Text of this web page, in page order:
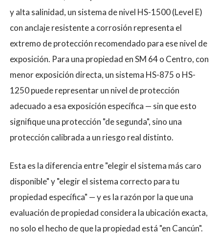
y alta salinidad, un sistema de nivel HS-1500 (Level E)
con anclaje resistente a corrosión representa el
extremo de protección recomendado para ese nivel de
exposición. Para una propiedad en SM 64 o Centro, con
menor exposición directa, un sistema HS-875 o HS-
1250 puede representar un nivel de protección
adecuado a esa exposición específica — sin que esto
signifique una protección "de segunda", sino una
protección calibrada a un riesgo real distinto.
Esta es la diferencia entre "elegir el sistema más caro
disponible" y "elegir el sistema correcto para tu
propiedad específica" — y es la razón por la que una
evaluación de propiedad considera la ubicación exacta,
no solo el hecho de que la propiedad está "en Cancún".